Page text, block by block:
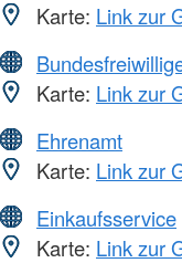
Karte: Link zur
Karte: Link zur
Ehrenamt
Karte: Link zur
Einkaufsservice
Karte: Link zur